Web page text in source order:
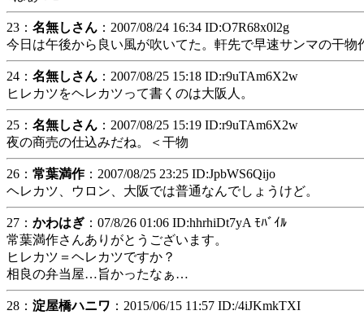
23： 名無しさん ：2007/08/24 16:34 ID:O7R68x0l2g
今日は午後から良い風が吹いてた。軒先で早速サンマの干物
24： 名無しさん ：2007/08/25 15:18 ID:r9uTAm6X2w
ヒレカツをヘレカツって書くのは大阪人。
25： 名無しさん ：2007/08/25 15:19 ID:r9uTAm6X2w
夜の商売の仕込みだね。＜干物
26： 常葉満作：2007/08/25 23:25 ID:JpbWS6Qijo
ヘレカツ、ウロン、大阪では普通なんでしょうけど。
27： かわはぎ ：07/8/26 01:06 ID:hhrhiDt7yA ﾓﾊﾞｲﾙ
常葉満作さんありがとうございます。
ヒレカツ＝ヘレカツですか？
相良の弁当屋…旨かったなぁ…
28： 淀屋橋ハニワ ：2015/06/15 11:57 ID:/4iJKmkTXI